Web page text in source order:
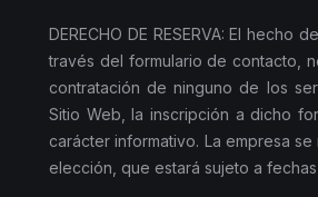
DERECHO DE RESERVA: El hecho
través del formulario de contacto,
contratación de ninguno de los
Sitio Web, la inscripción a dicho
carácter informativo. La empresa
elección, que estará sujeto a